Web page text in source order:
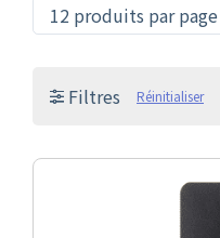
Filtres Réinitialiser